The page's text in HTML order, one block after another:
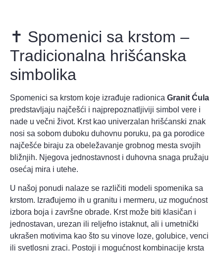
✝️ Spomenici sa krstom –
Tradicionalna hrišćanska
simbolika
Spomenici sa krstom koje izrađuje radionica Granit Ćula
predstavljaju najčešći i najprepoznatljiviji simbol vere i
nade u večni život. Krst kao univerzalan hrišćanski znak
nosi sa sobom duboku duhovnu poruku, pa ga porodice
najčešće biraju za obeležavanje grobnog mesta svojih
bližnjih. Njegova jednostavnost i duhovna snaga pružaju
osećaj mira i utehe.
U našoj ponudi nalaze se različiti modeli spomenika sa
krstom. Izrađujemo ih u granitu i mermeru, uz mogućnost
izbora boja i završne obrade. Krst može biti klasičan i
jednostavan, urezan ili reljefno istaknut, ali i umetnički
ukrašen motivima kao što su vinove loze, golubice, venci
ili svetlosni zraci. Postoji i mogućnost kombinacije krsta